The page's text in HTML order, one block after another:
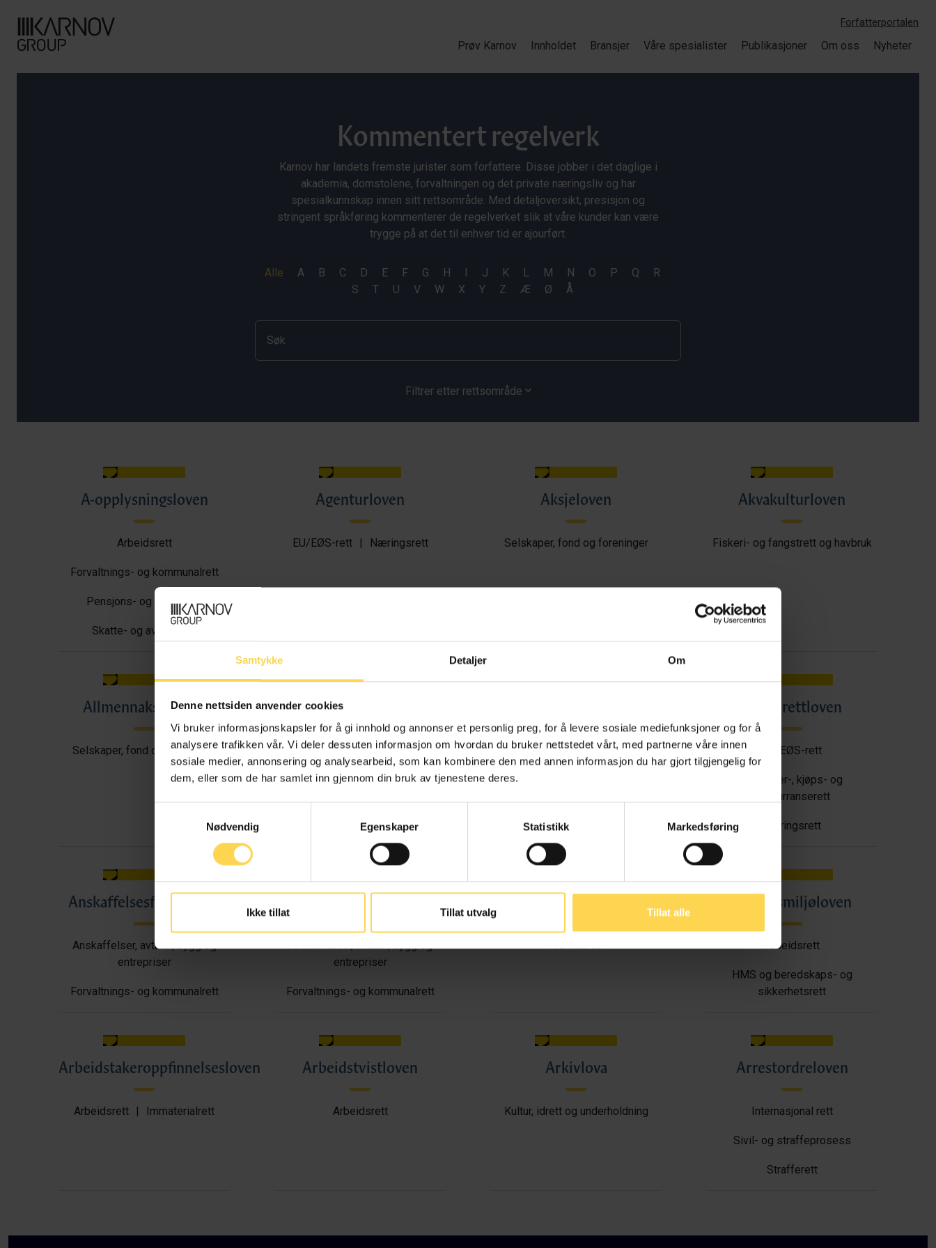
Samtykke Detaljer Om
Denne nettsiden anvender cookies
Vi bruker informasjonskapsler for å gi innhold og annonser et personlig preg, for å levere sosiale mediefunksjoner og for å
analysere trafikken vår. Vi deler dessuten informasjon om hvordan du bruker nettstedet vårt, med partnerne våre innen
sosiale medier, annonsering og analysearbeid, som kan kombinere den med annen informasjon du har gjort tilgjengelig for
dem, eller som de har samlet inn gjennom din bruk av tjenestene deres.
Nødvendig
Egenskaper Statistikk Markedsføring
Ikke tillat Tillat utvalg Tillat alle
Forfatterportalen
Prøv Karnov Innholdet Bransjer Våre spesialister Publikasjoner Om oss Nyheter
Kommentert regelverk
Karnov har landets fremste jurister som forfattere. Disse jobber i det daglige i
akademia, domstolene, forvaltningen og det private næringsliv og har
spesialkunnskap innen sitt rettsområde. Med detaljoversikt, presisjon og
stringent språkføring kommenterer de regelverket slik at våre kunder kan være
trygge på at det til enhver tid er ajourført.
Filtrer etter rettsområde
A-opplysningsloven
Arbeidsrett
Forvaltnings- og kommunalrett
Pensjons- og trygderett
Skatte- og avgiftsrett
Agenturloven
EU/EØS-rett | Næringsrett
Aksjeloven
Selskaper, fond og foreninger
Akvakulturloven
Fiskeri- og fangstrett og havbruk
Allmennaksjeloven
Selskaper, fond og foreninger
Allmenngjøringsloven
Arbeidsrett
behandlingsloven
Helse- og omsorgsrett
Angrerettloven
EU/EØS-rett
Forbruker-, kjøps- og
konkurranserett
Næringsrett
Anskaffelsesforskriften
Anskaffelser, avtaler, bygg og
entrepriser
Forvaltnings- og kommunalrett
Anskaffelsesloven
Anskaffelser, avtaler, bygg og
entrepriser
Forvaltnings- og kommunalrett
Arbeidsmarkedsloven
Arbeidsrett
Arbeidsmiljøloven
Arbeidsrett
HMS og beredskaps- og
sikkerhetsrett
Arbeidstakeroppfinnelsesloven
Arbeidsrett | Immaterialrett
Arbeidstvistloven
Arbeidsrett
Arkivlova
Kultur, idrett og underholdning
Arrestordreloven
Internasjonal rett
Sivil- og straffeprosess
Strafferett